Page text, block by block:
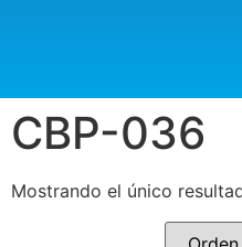
CBP-036
Mostrando el único